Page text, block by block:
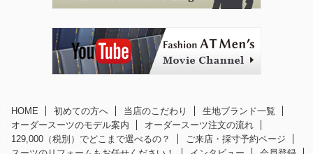
HOME 初めての方へ 当店のこだわり
生地ブランド一覧
オーダースーツのモデル案内
オーダースーツ注文の流れ
129,000（税別）でどこまで選べるの？
ご来店・採寸予約ページ